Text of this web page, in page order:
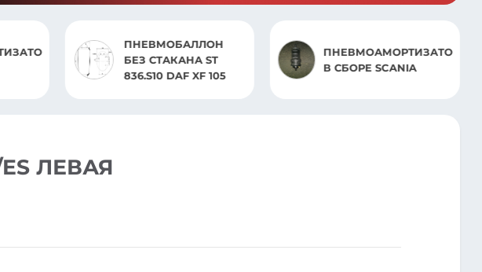
ПНЕВМОБАЛЛОН
БЕЗ СТАКАНА ST
836.S10 DAF XF 105
ПНЕВМОАМОРТИЗАТОР
В СБОРЕ SCANIA
ЛЕВАЯ